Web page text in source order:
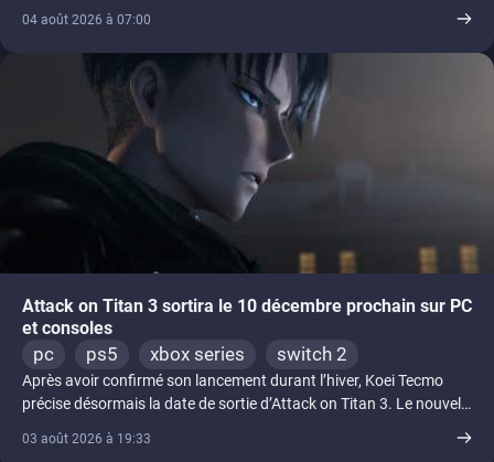
04 août 2026 à 07:00
Attack on Titan 3 sortira le 10 décembre prochain sur PC
et consoles
pc ps5 xbox series switch 2
Après avoir confirmé son lancement durant l’hiver, Koei Tecmo
précise désormais la date de sortie d’Attack on Titan 3. Le nouvel
03 août 2026 à 19:33